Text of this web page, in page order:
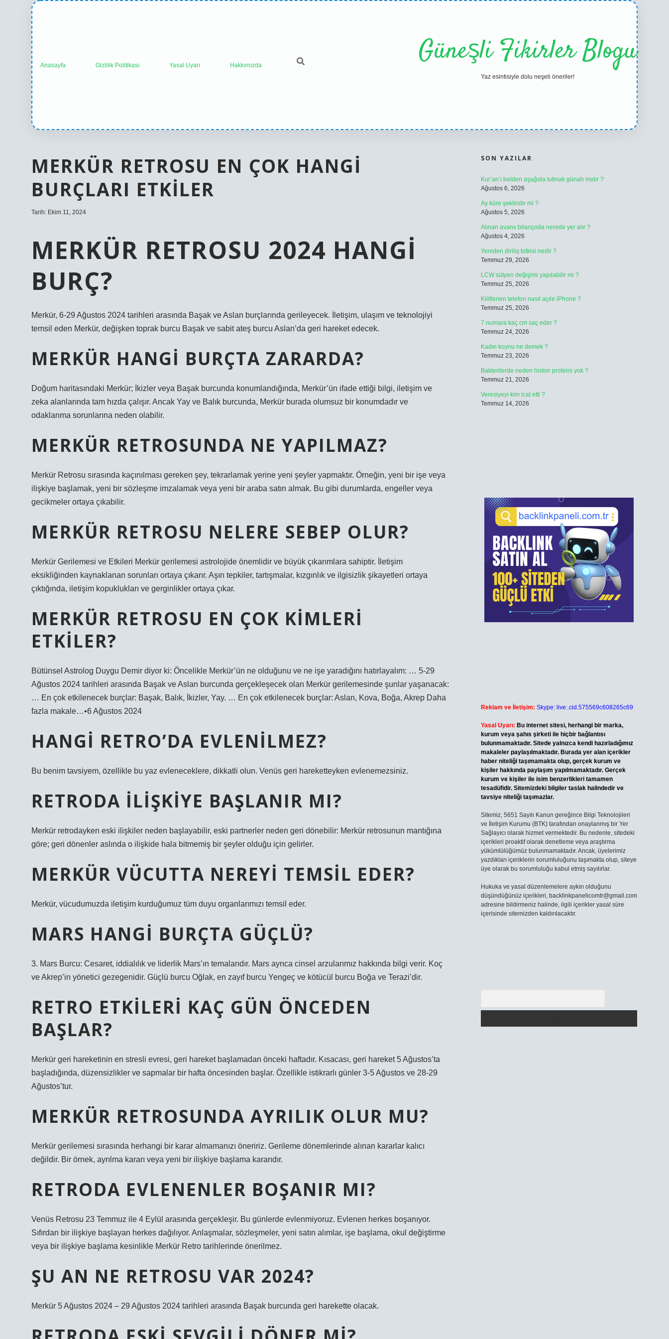
Anasayfa Gizlilik Politikası Yasal Uyarı Hakkımızda Güneşli Fikirler Blogu
Yaz esintisiyle dolu neşeli öneriler!
MERKÜR RETROSU EN ÇOK HANGI
BURÇLARI ETKILER
Tarih: Ekim 11, 2024
MERKÜR RETROSU 2024 HANGI
BURÇ?
Merkür, 6-29 Ağustos 2024 tarihleri ​​arasında Başak ve Aslan burçlarında gerileyecek. İletişim, ulaşım ve teknolojiyi
temsil eden Merkür, değişken toprak burcu Başak ve sabit ateş burcu Aslan’da geri hareket edecek.
MERKÜR HANGI BURÇTA ZARARDA?
Doğum haritasındaki Merkür; İkizler veya Başak burcunda konumlandığında, Merkür’ün ifade ettiği bilgi, iletişim ve
zeka alanlarında tam hızda çalışır. Ancak Yay ve Balık burcunda, Merkür burada olumsuz bir konumdadır ve
odaklanma sorunlarına neden olabilir.
MERKÜR RETROSUNDA NE YAPILMAZ?
Merkür Retrosu sırasında kaçınılması gereken şey, tekrarlamak yerine yeni şeyler yapmaktır. Örneğin, yeni bir işe veya
ilişkiye başlamak, yeni bir sözleşme imzalamak veya yeni bir araba satın almak. Bu gibi durumlarda, engeller veya
gecikmeler ortaya çıkabilir.
MERKÜR RETROSU NELERE SEBEP OLUR?
Merkür Gerilemesi ve Etkileri Merkür gerilemesi astrolojide önemlidir ve büyük çıkarımlara sahiptir. İletişim
eksikliğinden kaynaklanan sorunları ortaya çıkarır. Aşırı tepkiler, tartışmalar, kızgınlık ve ilgisizlik şikayetleri ortaya
çıktığında, iletişim kopuklukları ve gerginlikler ortaya çıkar.
MERKÜR RETROSU EN ÇOK KIMLERI
ETKILER?
Bütünsel Astrolog Duygu Demir diyor ki: Öncelikle Merkür’ün ne olduğunu ve ne işe yaradığını hatırlayalım: … 5-29
Ağustos 2024 tarihleri ​​arasında Başak ve Aslan burcunda gerçekleşecek olan Merkür gerilemesinde şunlar yaşanacak:
… En çok etkilenecek burçlar: Başak, Balık, İkizler, Yay. … En çok etkilenecek burçlar: Aslan, Kova, Boğa, Akrep Daha
fazla makale…•6 Ağustos 2024
HANGI RETRO’DA EVLENILMEZ?
Bu benim tavsiyem, özellikle bu yaz evleneceklere, dikkatli olun. Venüs geri hareketteyken evlenemezsiniz.
RETRODA ILIŞKIYE BAŞLANIR MI?
Merkür retrodayken eski ilişkiler neden başlayabilir, eski partnerler neden geri dönebilir: Merkür retrosunun mantığına
göre; geri dönenler aslında o ilişkide hala bitmemiş bir şeyler olduğu için gelirler.
MERKÜR VÜCUTTA NEREYI TEMSIL EDER?
Merkür, vücudumuzda iletişim kurduğumuz tüm duyu organlarımızı temsil eder.
MARS HANGI BURÇTA GÜÇLÜ?
3. Mars Burcu: Cesaret, iddialılık ve liderlik Mars’ın temalarıdır. Mars ayrıca cinsel arzularımız hakkında bilgi verir. Koç
ve Akrep’in yönetici gezegenidir. Güçlü burcu Oğlak, en zayıf burcu Yengeç ve kötücül burcu Boğa ve Terazi’dir.
RETRO ETKILERI KAÇ GÜN ÖNCEDEN
BAŞLAR?
Merkür geri hareketinin en stresli evresi, geri hareket başlamadan önceki haftadır. Kısacası, geri hareket 5 Ağustos’ta
başladığında, düzensizlikler ve sapmalar bir hafta öncesinden başlar. Özellikle istikrarlı günler 3-5 Ağustos ve 28-29
Ağustos’tur.
MERKÜR RETROSUNDA AYRILIK OLUR MU?
Merkür gerilemesi sırasında herhangi bir karar almamanızı öneririz. Gerileme dönemlerinde alınan kararlar kalıcı
değildir. Bir örnek, ayrılma kararı veya yeni bir ilişkiye başlama kararıdır.
RETRODA EVLENENLER BOŞANIR MI?
Venüs Retrosu 23 Temmuz ile 4 Eylül arasında gerçekleşir. Bu günlerde evlenmiyoruz. Evlenen herkes boşanıyor.
Sıfırdan bir ilişkiye başlayan herkes dağılıyor. Anlaşmalar, sözleşmeler, yeni satın alımlar, işe başlama, okul değiştirme
veya bir ilişkiye başlama kesinlikle Merkür Retro tarihlerinde önerilmez.
ŞU AN NE RETROSU VAR 2024?
Merkür 5 Ağustos 2024 – 29 Ağustos 2024 tarihleri ​​arasında Başak burcunda geri harekette olacak.
SON YAZILAR
Kur’an’ı belden aşağıda tutmak günah mıdır ?
Ağustos 6, 2026
Ay küre şeklinde mi ?
Ağustos 5, 2026
Alınan avans bilançoda nerede yer alır ?
Ağustos 4, 2026
Yeniden diriliş bitkisi nedir ?
Temmuz 29, 2026
LCW sütyen değişimi yapılabilir mi ?
Temmuz 25, 2026
Kilitlenen telefon nasıl açılır iPhone ?
Temmuz 25, 2026
7 numara kaç cm saç eder ?
Temmuz 24, 2026
Kadın koynu ne demek ?
Temmuz 23, 2026
Bakterilerde neden histon proteini yok ?
Temmuz 21, 2026
Veresiyeyi kim icat etti ?
Temmuz 14, 2026
Reklam ve İletişim: Skype: live:.cid.575569c608265c69
Yasal Uyarı: Bu internet sitesi, herhangi bir marka,
kurum veya şahıs şirketi ile hiçbir bağlantısı
bulunmamaktadır. Sitede yalnızca kendi hazırladığımız
makaleler paylaşılmaktadır. Burada yer alan içerikler
haber niteliği taşımamakta olup, gerçek kurum ve
kişiler hakkında paylaşım yapılmamaktadır. Gerçek
kurum ve kişiler ile isim benzerlikleri tamamen
tesadüfidir. Sitemizdeki bilgiler taslak halindedir ve
tavsiye niteliği taşımazlar.
Sitemiz, 5651 Sayılı Kanun gereğince Bilgi Teknolojileri
ve İletişim Kurumu (BTK) tarafından onaylanmış bir Yer
Sağlayıcı olarak hizmet vermektedir. Bu nedenle, sitedeki
içerikleri proaktif olarak denetleme veya araştırma
yükümlülüğümüz bulunmamaktadır. Ancak, üyelerimiz
yazdıkları içeriklerin sorumluluğunu taşımakta olup, siteye
üye olarak bu sorumluluğu kabul etmiş sayılırlar.
Hukuka ve yasal düzenlemelere aykırı olduğunu
düşündüğünüz içerikleri, backlinkpanelicomtr@gmail.com
adresine bildirmeniz halinde, ilgili içerikler yasal süre
içerisinde sitemizden kaldırılacaktır.